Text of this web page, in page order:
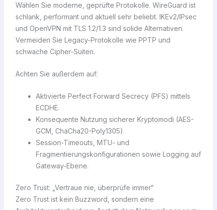
Wählen Sie moderne, geprüfte Protokolle. WireGuard ist
schlank, performant und aktuell sehr beliebt. IKEv2/IPsec
und OpenVPN mit TLS 1.2/1.3 sind solide Alternativen.
Vermeiden Sie Legacy-Protokolle wie PPTP und
schwache Cipher-Suiten.
Achten Sie außerdem auf:
Aktivierte Perfect Forward Secrecy (PFS) mittels
ECDHE.
Konsequente Nutzung sicherer Kryptomodi (AES-
GCM, ChaCha20-Poly1305).
Session-Timeouts, MTU- und
Fragmentierungskonfigurationen sowie Logging auf
Gateway-Ebene.
Zero Trust: „Vertraue nie, überprüfe immer“
Zero Trust ist kein Buzzword, sondern eine